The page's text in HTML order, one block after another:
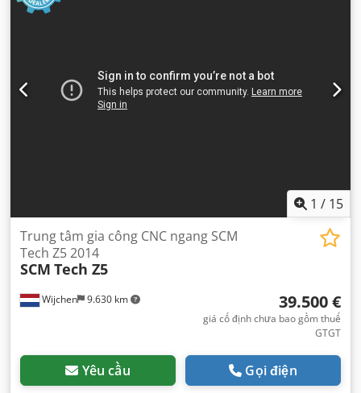
1 / 15
Wijchen 9.630 km
Trung tâm gia công CNC ngang SCM
Tech Z5 2014
SCM Tech Z5
39.500 €
giá cố định chưa bao gồm thuế
GTGT
Yêu cầu Gọi điện